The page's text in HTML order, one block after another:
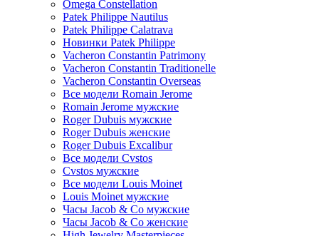
Omega Constellation
Patek Philippe Nautilus
Patek Philippe Calatrava
Новинки Patek Philippe
Vacheron Constantin Patrimony
Vacheron Constantin Traditionelle
Vacheron Constantin Overseas
Все модели Romain Jerome
Romain Jerome мужские
Roger Dubuis мужские
Roger Dubuis женские
Roger Dubuis Excalibur
Все модели Cvstos
Cvstos мужские
Все модели Louis Moinet
Louis Moinet мужские
Часы Jacob & Co мужские
Часы Jacob & Co женские